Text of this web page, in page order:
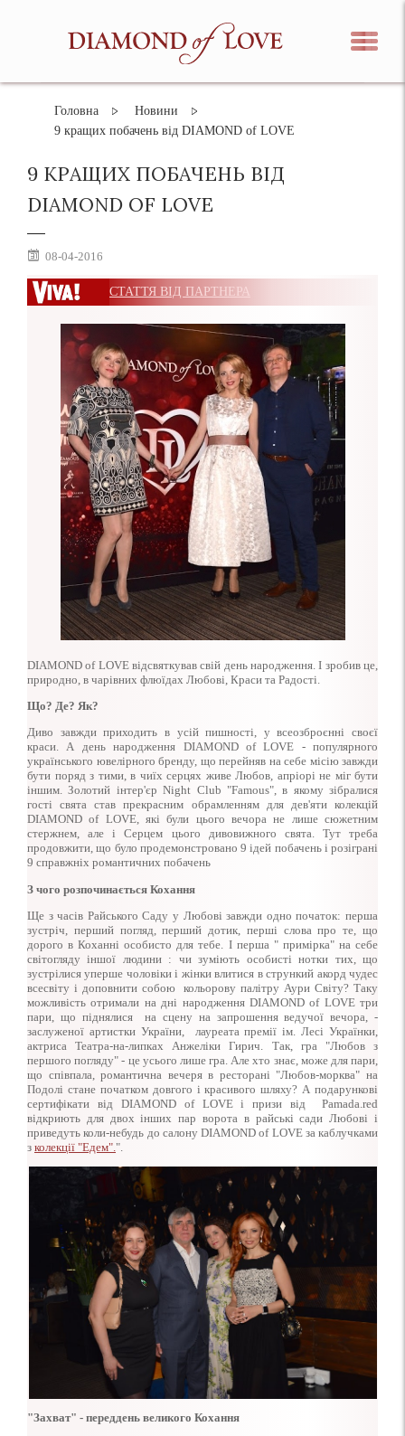
Головна
Новини
9 кращих побачень від DIAMOND of LOVE
9 КРАЩИХ ПОБАЧЕНЬ ВІД
DIAMOND OF LOVE
08-04-2016
СТАТТЯ ВІД ПАРТНЕРА
DIAMOND of LOVE відсвяткував свій день народження. І зробив це,
природно, в чарівних флюїдах Любові, Краси та Радості.
Що? Де? Як?
Диво завжди приходить в усій пишності, у всеозброєнні своєї
краси. А день народження DIAMOND of LOVE - популярного
українського ювелірного бренду, що перейняв на себе місію завжди
бути поряд з тими, в чиїх серцях живе Любов, апріорі не міг бути
іншим. Золотий інтер'єр Night Club "Famous", в якому зібралися
гості свята став прекрасним обрамленням для дев'яти колекцій
DIAMOND of LOVE, які були цього вечора не лише сюжетним
стержнем, але і Серцем цього дивовижного свята. Тут треба
продовжити, що було продемонстровано 9 ідей побачень і розіграні
9 справжніх романтичних побачень
З чого розпочинається Кохання
Ще з часів Райського Саду у Любові завжди одно початок: перша
зустріч, перший погляд, перший дотик, перші слова про те, що
дорого в Коханні особисто для тебе. І перша " примірка" на себе
світогляду іншої людини : чи зуміють особисті нотки тих, що
зустрілися уперше чоловіки і жінки влитися в стрункий акорд чудес
всесвіту і доповнити собою кольорову палітру Аури Світу? Таку
можливість отримали на дні народження DIAMOND of LOVE три
пари, що піднялися на сцену на запрошення ведучої вечора, -
заслуженої артистки України, лауреата премії ім. Лесі Українки,
актриса Театра-на-липках Анжеліки Гирич. Так, гра "Любов з
першого погляду" - це усього лише гра. Але хто знає, може для пари,
що співпала, романтична вечеря в ресторані "Любов-морква" на
Подолі стане початком довгого і красивого шляху? А подарункові
сертифікати від DIAMOND of LOVE і призи від Pamada.red
відкриють для двох інших пар ворота в райські сади Любові і
приведуть коли-небудь до салону DIAMOND of LOVE за каблучками
з колекції "Едем". ".
"Захват" - переддень великого Кохання